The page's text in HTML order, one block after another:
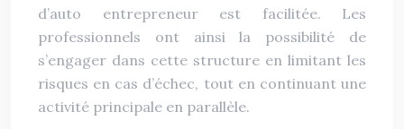
d’auto entrepreneur est facilitée. Les
professionnels ont ainsi la possibilité de
s’engager dans cette structure en limitant les
risques en cas d’échec, tout en continuant une
activité principale en parallèle.